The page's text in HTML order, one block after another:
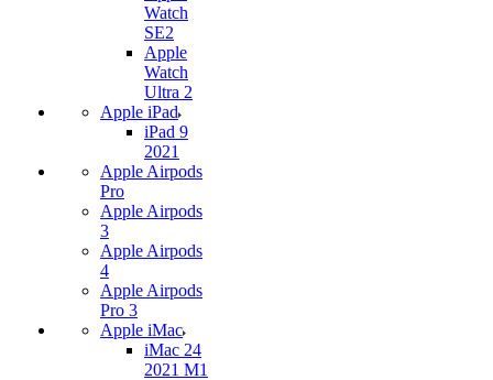
Watch
SE2
Apple
Watch
Ultra 2
Apple iPad
iPad 9
2021
Apple Airpods
Pro
Apple Airpods
3
Apple Airpods
4
Apple Airpods
Pro 3
Apple iMac
iMac 24
2021 M1